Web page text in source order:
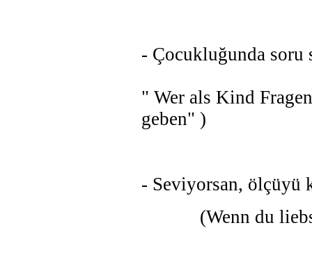
- Çocukluğunda soru
" Wer als Kind
geben" )
- Seviyorsan, ölçüyü
(Wenn du liebst,